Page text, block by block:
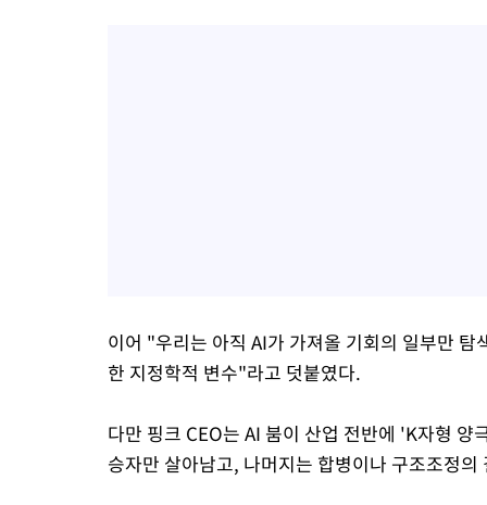
이어 "우리는 아직 AI가 가져올 기회의 일부만
한 지정학적 변수"라고 덧붙였다.
다만 핑크 CEO는 AI 붐이 산업 전반에 'K자형
승자만 살아남고, 나머지는 합병이나 구조조정